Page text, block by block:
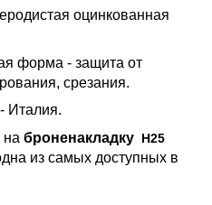
оцинкованная
форма - защита от
срезания.
Италия.
на броненакладку Н25
из самых доступных в